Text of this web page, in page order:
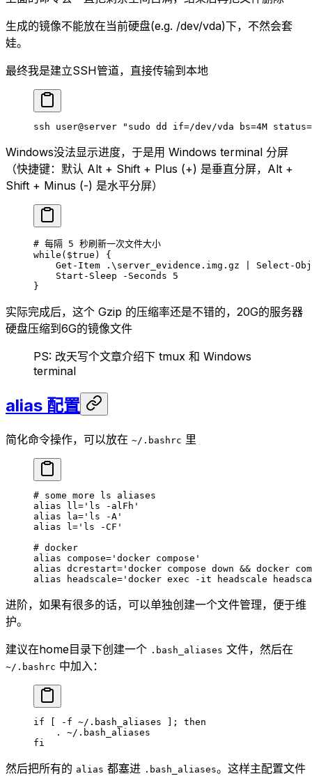
生成的镜像不能放在当前硬盘(e.g. /dev/vda)下，不然会套
娃。
最终我是建立SSH管道，直接传输到本地
ssh user@server "sudo dd if=/dev/vda bs=4M
Windows没法显示进度，于是用 Windows terminal 分屏
（快捷键：默认 Alt + Shift + Plus (+) 是垂直分屏，Alt +
Shift + Minus (-) 是水平分屏）
# 每隔 5 秒刷新一次文件大小
while ( $true ) {
    Get-Item
.\server_evidence.img.gz
Select-
    Start-Sleep
- Seconds 5
}
实际完成后，这个 Gzip 的压缩率还是不错的，20G的服务器
硬盘压缩到6G的镜像文件
PS: 改天写个文章介绍下 tmux 和 Windows
terminal
alias 配置
简化命令操作，可以放在 ~/.bashrc 里
# some more ls aliases
alias ll = 'ls -alFh'
alias la= 'ls -A'
alias l = 'ls -CF'
# docker
alias compose= 'docker compose'
alias dcrestart= 'docker compose down && docker
alias headscale= 'docker exec -it headscale
进阶，如果有很多的话，可以单独创建一个文件管理，便于维
护。
建议在home目录下创建一个 .bash_aliases 文件，然后在
~/.bashrc 中加入：
if [ -f ~/.bash_aliases ]; then
    .
~/.bash_aliases
fi
然后把所有的 alias 都塞进 .bash_aliases。这样主配置文件